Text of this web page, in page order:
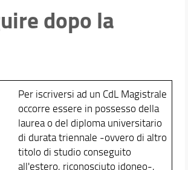
e strutture
reclami
la laurea
della qualità
dopo la
Per iscriversi ad un CdL Magistrale
occorre essere in possesso della
laurea o del diploma universitario
di durata triennale -ovvero di altro
titolo di studio conseguito
all'estero, riconosciuto idoneo-,